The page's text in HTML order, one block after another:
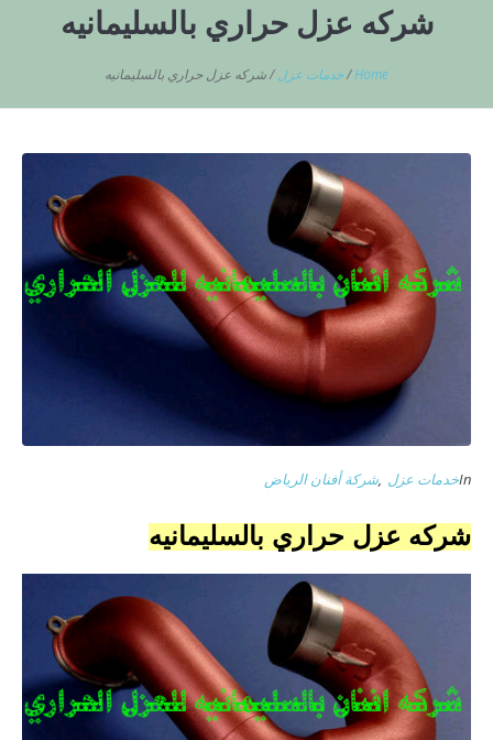
شركه عزل حراري بالسليمانيه
Home
/خدمات عزل /شركه عزل حراري بالسليمانيه
Inخدمات عزل ,شركة أفنان الرياض
شركه عزل حراري بالسليمانيه